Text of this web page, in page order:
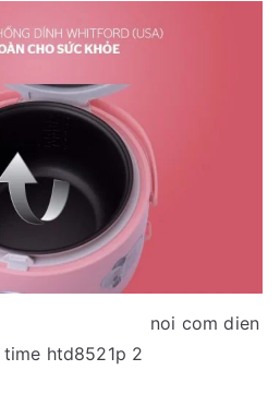
dien
time htd8521p 2